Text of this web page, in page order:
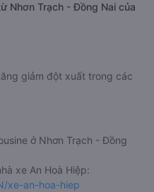
Nhơn Trạch - Đồng Nai của
giảm đột xuất trong các
ở Nhơn Trạch - Đồng
xe An Hoà Hiệp:
xe-an-hoa-hiep